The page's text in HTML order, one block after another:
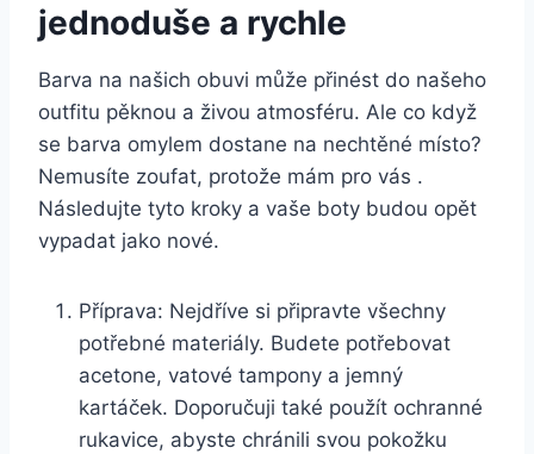
jednoduše ⁣a rychle
Barva na‌ našich obuvi‍ může ​přinést ‌do našeho
outfitu pěknou a živou atmosféru. Ale ⁤co když
se barva omylem dostane⁣ na nechtěné místo?
Nemusíte zoufat, protože ‍mám pro ​vás .
Následujte tyto kroky a vaše ‍boty budou‍ opět
vypadat jako nové.
Příprava: Nejdříve si připravte všechny
⁤potřebné ​materiály. Budete potřebovat​
acetone,⁤ vatové tampony a jemný
kartáček. ‌Doporučuji také použít ochranné
rukavice, abyste ⁢chránili svou pokožku